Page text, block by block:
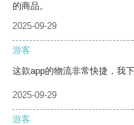
的商品。
2025-09-29
游客
这款app的物流非常快捷，我
2025-09-29
游客